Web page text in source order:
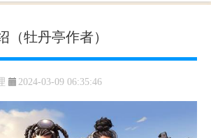
牡丹亭作者）
2024-03-09 06:35:46